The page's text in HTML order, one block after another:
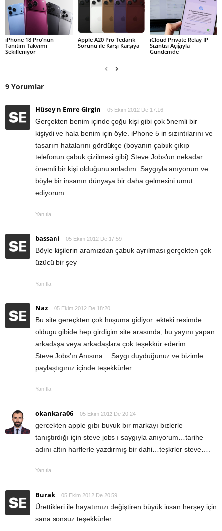
iPhone 18 Pro’nun
Tanıtım Takvimi
Şekilleniyor
Apple A20 Pro Tedarik
Sorunu ile Karşı Karşıya
iCloud Private Relay IP
Sızıntısı Açığıyla
Gündemde
9 Yorumlar
Hüseyin Emre Girgin 05 Ekim 2012 De 17:16
Gerçekten benim içinde çoğu kişi gibi çok önemli bir
kişiydi ve hala benim için öyle. iPhone 5 in sızıntılarını ve
tasarım hatalarını gördükçe (boyanın çabuk çıkıp
telefonun çabuk çizilmesi gibi) Steve Jobs’un nekadar
önemli bir kişi olduğunu anladım. Saygıyla anıyorum ve
böyle bir insanın dünyaya bir daha gelmesini umut
ediyorum
Yanıtla
bassani 05 Ekim 2012 De 17:59
Böyle kişilerin aramızdan çabuk ayrılması gerçekten çok
üzücü bir şey
Yanıtla
Naz 05 Ekim 2012 De 18:20
Bu site gereçkten çok hoşuma gidiyor. ekteki resimde
oldugu gibide hep girdigim site arasında, bu yayını yapan
arkadaşa veya arkadaşlara çok teşekkür ederim.
Steve Jobs’ın Anısına… Saygı duyduğunuz ve bizimle
paylaştıgınız içinde teşekkürler.
Yanıtla
okankara06 05 Ekim 2012 De 20:24
gercekten apple gıbı buyuk bır markayı bızlerle
tanıştırdığı için steve jobs ı saygıyla anıyorum…tarihe
adını altın harflerle yazdırmış bir dahi…teşkrler steve….
Yanıtla
Burak 05 Ekim 2012 De 20:59
Ürettikleri ile hayatımızı değiştiren büyük insan herşey için
sana sonsuz teşekkürler…